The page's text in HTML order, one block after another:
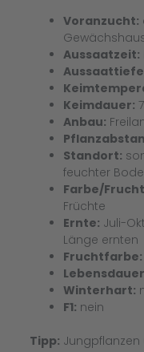
Voranzucht:
Aussaatzeit:
Keimdauer:
Anbau:
Standort:
feuchter
Farbe/
Früchte
Ernte: Juli-
Länge ernten
Fruchtfarbe:
Winterhart:
F1: nein
Tipp: